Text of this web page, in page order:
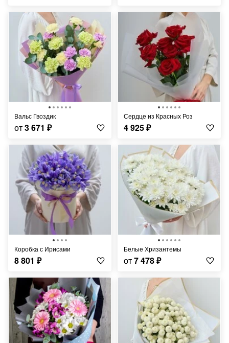
Вальс Гвоздик
от3 671 ₽
Сердце из Красных Роз
4 925₽
Коробка с Ирисами
8 801 ₽
Белые Хризантемы
от7 478₽